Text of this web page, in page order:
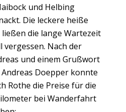
und Helbing
Die leckere heiße
die lange Wartezeit
vergessen. Nach der
und einem Grußwort
Doepper konnte
Rothe die Preise für die
bei Wanderfahrt